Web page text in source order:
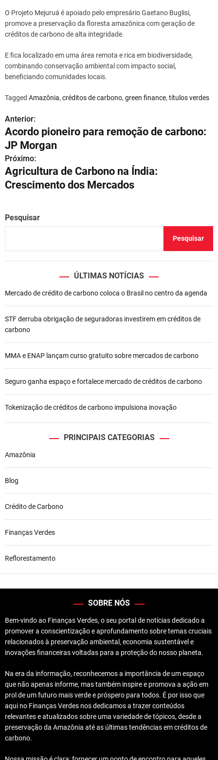
O Projeto Mejuruá é apoiado pelo empresário Gaetano Buglisi,
promove a preservação da floresta amazônica com geração de
créditos de carbono de alta integridade.
E fica localizado em uma área remota e rica em biodiversidade,
combinando conservação ambiental com impacto social,
beneficiando comunidades locais.
Tagged Amazônia, créditos de carbono, green finance, títulos verdes
N
a
v
e
a
ã
d
e
P
o
s
t
Anterior:
Acordo pioneiro para remoção de carbono:
JP Morgan
Próximo:
Agricultura de Carbono na Índia:
Crescimento dos Mercados
Pesquisar
Pesquisar
ÚLTIMAS NOTÍCIAS
Mercado de crédito de carbono coloca o Brasil no centro da agenda
STF derruba obrigação de seguradoras investirem em créditos de
carbono
MMA e ENAP lançam curso gratuito sobre mercados de carbono
Seguro ganha espaço e fortalece mercado de créditos de carbono
Tokenização de créditos de carbono impulsiona inovação
PRINCIPAIS CATEGORIAS
Amazônia
Blog
Crédito de Carbono
Finanças Verdes
Reflorestamento
SOBRE NÓS
Bem-vindo ao Finanças Verdes, o seu portal de notícias dedicado a
promover a conscientização e aprofundamento sobre temas cruciais
relacionados à preservação ambiental, economia sustentável e
inovações financeiras voltadas para a proteção do nosso planeta.
Na era da informação, reconhecemos a importância de um espaço
que não apenas informe, mas também inspire e promova a ação em
prol de um futuro mais verde e próspero para todos. É por isso que
aqui no Finanças Verdes nos dedicamos a trazer conteúdos
relevantes e atualizados sobre uma variedade de tópicos, desde a
preservação da Amazônia até as últimas tendências em créditos de
carbono.